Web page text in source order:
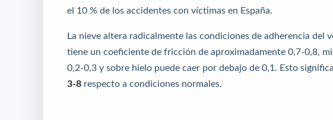
el 10 % de los accidentes con víctimas en España.
La nieve altera radicalmente las condiciones de adherencia
tiene un coeficiente de fricción de aproximadamente 0,7-0,8,
0,2-0,3 y sobre hielo puede caer por debajo de 0,1. Esto
3-8 respecto a condiciones normales.